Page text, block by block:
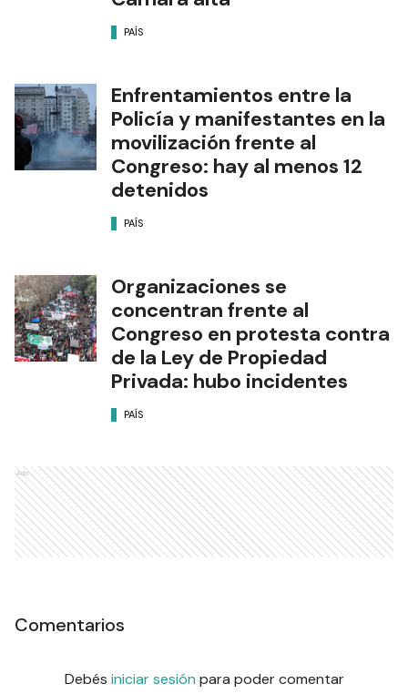
PAÍS
Enfrentamientos entre la
Policía y manifestantes en la
movilización frente al
Congreso: hay al menos 12
detenidos
PAÍS
Organizaciones se
concentran frente al
Congreso en protesta contra
de la Ley de Propiedad
Privada: hubo incidentes
PAÍS
Ads
Comentarios
Debés iniciar sesión para poder comentar